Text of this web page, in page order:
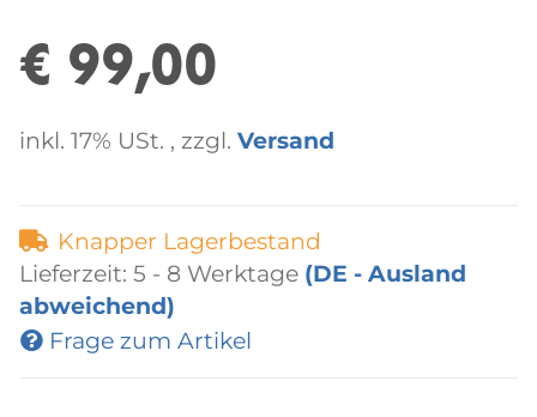
€ 99,00
inkl. 17% USt. , zzgl. Versand
Knapper Lagerbestand
Lieferzeit: 5 - 8 Werktage (DE - Ausland
abweichend)
Frage zum Artikel